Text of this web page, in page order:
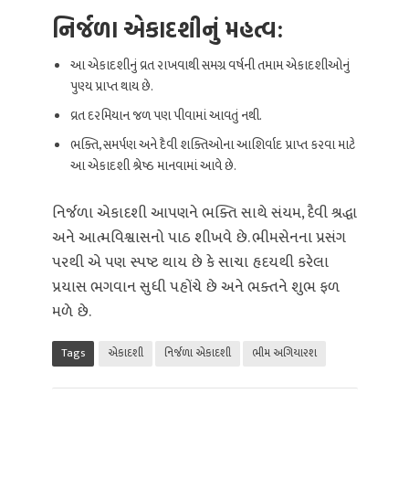
નિર્જળા એકાદશીનું મહત્વ:
આ એકાદશીનું વ્રત રાખવાથી સમગ્ર વર્ષની તમામ એકાદશીઓનું
પુણ્ય પ્રાપ્ત થાય છે.
વ્રત દરમિયાન જળ પણ પીવામાં આવતું નથી.
ભક્તિ, સમર્પણ અને દૈવી શક્તિઓના આશિર્વાદ પ્રાપ્ત કરવા માટે
આ એકાદશી શ્રેષ્ઠ માનવામાં આવે છે.
નિર્જળા એકાદશી આપણને ભક્તિ સાથે સંયમ, દૈવી શ્રદ્ધા
અને આત્મવિશ્વાસનો પાઠ શીખવે છે. ભીમસેનના પ્રસંગ
પરથી એ પણ સ્પષ્ટ થાય છે કે સાચા હૃદયથી કરેલા
પ્રયાસ ભગવાન સુધી પહોંચે છે અને ભક્તને શુભ ફળ
મળે છે.
Tags એકાદશી નિર્જળા એકાદશી ભીમ અગિયારશ